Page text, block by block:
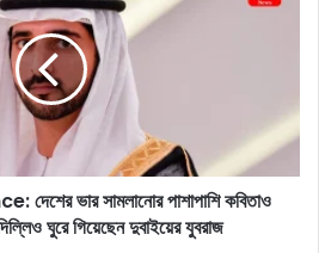
ভার সামলানোর পাশাপাশি কবিতাও
ঘুরে গিয়েছেন দুবাইয়ের যুবরাজ